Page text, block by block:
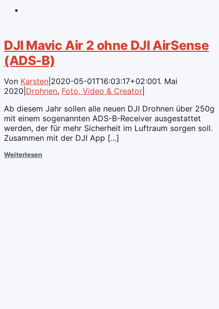
DJI Mavic Air 2 ohne DJI AirSense
(ADS-B)
Von Karsten 2020-05-01T16:03:17+02:001. Mai
2020 Drohnen, Foto, Video & Creator
Ab diesem Jahr sollen alle neuen DJI Drohnen über 250g
mit einem sogenannten ADS-B-Receiver ausgestattet
werden, der für mehr Sicherheit im Luftraum sorgen soll.
Zusammen mit der DJI App [...]
Weiterlesen